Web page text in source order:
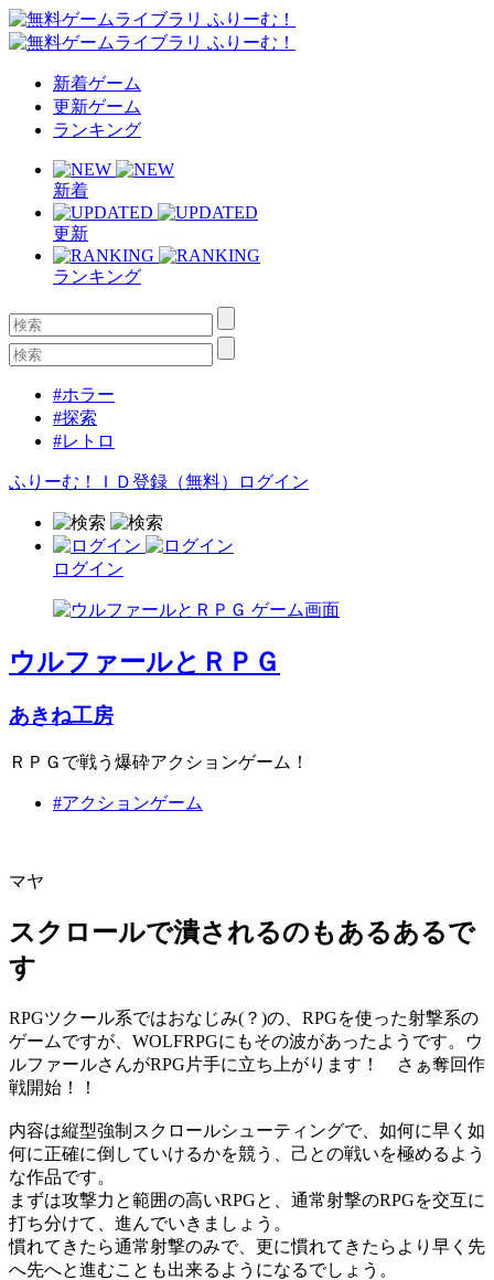
新着ゲーム
更新ゲーム
ランキング
新着
更新
ランキング
#ホラー
#探索
#レトロ
ふりーむ！ＩＤ登録（無料） ログイン
ログイン
ウルファールとＲＰＧ
あきね工房
ＲＰＧで戦う爆砕アクションゲーム！
#アクションゲーム
マヤ
スクロールで潰されるのもあるあるで
す
RPGツクール系ではおなじみ(？)の、RPGを使った射撃系の
ゲームですが、WOLFRPGにもその波があったようです。ウ
ルファールさんがRPG片手に立ち上がります！ さぁ奪回作
戦開始！！
内容は縦型強制スクロールシューティングで、如何に早く如
何に正確に倒していけるかを競う、己との戦いを極めるよう
な作品です。
まずは攻撃力と範囲の高いRPGと、通常射撃のRPGを交互に
打ち分けて、進んでいきましょう。
慣れてきたら通常射撃のみで、更に慣れてきたらより早く先
へ先へと進むことも出来るようになるでしょう。